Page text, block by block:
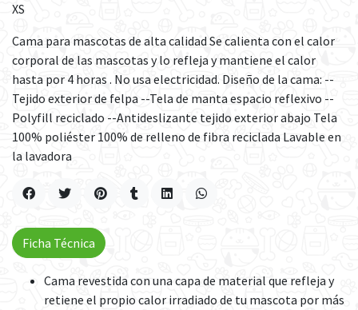
XS
Cama para mascotas de alta calidad Se calienta con el calor
corporal de las mascotas y lo refleja y mantiene el calor
hasta por 4 horas . No usa electricidad. Diseño de la cama: --
Tejido exterior de felpa --Tela de manta espacio reflexivo --
Polyfill reciclado --Antideslizante tejido exterior abajo Tela
100% poliéster 100% de relleno de fibra reciclada Lavable en
la lavadora
Cama revestida con una capa de material que refleja y
retiene el propio calor irradiado de tu mascota por más
Ficha Técnica